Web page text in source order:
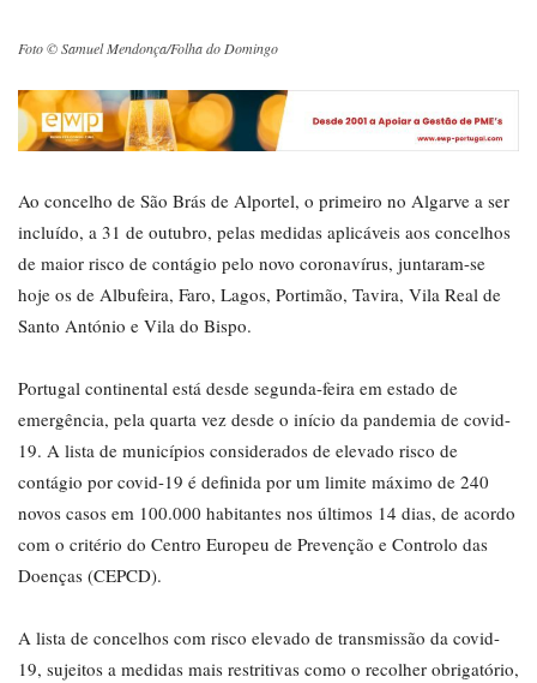
Foto © Samuel Mendonça/Folha do Domingo
Ao concelho de São Brás de Alportel, o primeiro no Algarve a ser
incluído, a 31 de outubro, pelas medidas aplicáveis aos concelhos
de maior risco de contágio pelo novo coronavírus, juntaram-se
hoje os de Albufeira, Faro, Lagos, Portimão, Tavira, Vila Real de
Santo António e Vila do Bispo.
Portugal continental está desde segunda-feira em estado de
emergência, pela quarta vez desde o início da pandemia de covid-
19. A lista de municípios considerados de elevado risco de
contágio por covid-19 é definida por um limite máximo de 240
novos casos em 100.000 habitantes nos últimos 14 dias, de acordo
com o critério do Centro Europeu de Prevenção e Controlo das
Doenças (CEPCD).
A lista de concelhos com risco elevado de transmissão da covid-
19, sujeitos a medidas mais restritivas como o recolher obrigatório,